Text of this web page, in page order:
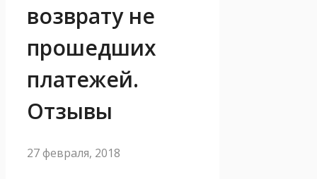
возврату не
прошедших
платежей.
Отзывы
27 февраля, 2018